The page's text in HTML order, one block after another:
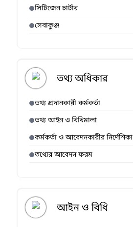
সিটিজেন চার্টার
সেবাকুঞ্জ
তথ্য অধিকার
তথ্য প্রদানকারী কর্মকর্তা
তথ্য আইন ও বিধিমালা
কর্মকর্তা ও আবেদনকারীর নির্দেশিকা
তথ্যের আবেদন ফরম
আইন ও বিধি